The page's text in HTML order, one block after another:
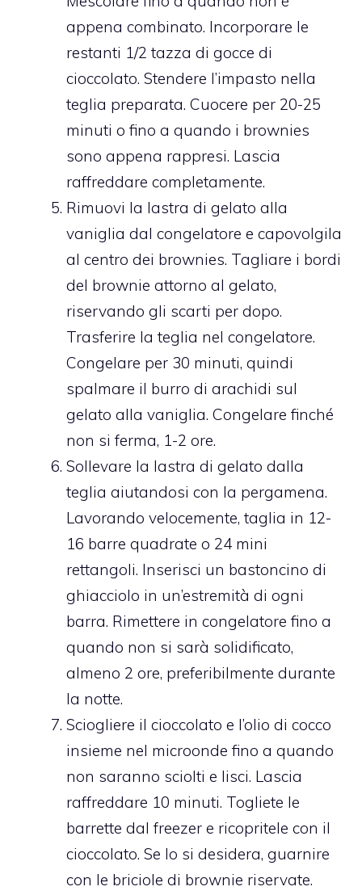
appena combinato. Incorporare le
restanti 1/2 tazza di gocce di
cioccolato. Stendere l’impasto nella
teglia preparata. Cuocere per 20-25
minuti o fino a quando i brownies
sono appena rappresi. Lascia
raffreddare completamente.
Rimuovi la lastra di gelato alla
vaniglia dal congelatore e capovolgila
al centro dei brownies. Tagliare i bordi
del brownie attorno al gelato,
riservando gli scarti per dopo.
Trasferire la teglia nel congelatore.
Congelare per 30 minuti, quindi
spalmare il burro di arachidi sul
gelato alla vaniglia. Congelare finché
non si ferma, 1-2 ore.
Sollevare la lastra di gelato dalla
teglia aiutandosi con la pergamena.
Lavorando velocemente, taglia in 12-
16 barre quadrate o 24 mini
rettangoli. Inserisci un bastoncino di
ghiacciolo in un’estremità di ogni
barra. Rimettere in congelatore fino a
quando non si sarà solidificato,
almeno 2 ore, preferibilmente durante
la notte.
Sciogliere il cioccolato e l’olio di cocco
insieme nel microonde fino a quando
non saranno sciolti e lisci. Lascia
raffreddare 10 minuti. Togliete le
barrette dal freezer e ricopritele con il
cioccolato. Se lo si desidera, guarnire
con le briciole di brownie riservate.